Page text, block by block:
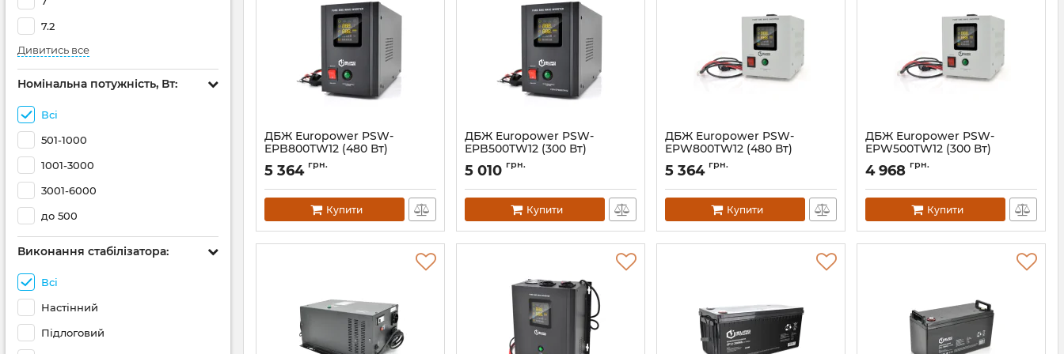
7.2
Дивитись все
Номінальна потужність, Вт:
Всі
501-1000
1001-3000
3001-6000
до 500
Виконання стабілізатора:
Всі
Настінний
Підлоговий
ДБЖ Europower PSW-
EPB800TW12 (480 Вт)
Артикул: 14821
5 364 грн.
Купити
ДБЖ Europower PSW-
EPB500TW12 (300 Вт)
Артикул: 14820
5 010 грн.
Купити
ДБЖ Europower PSW-
EPW800TW12 (480 Вт)
Артикул: 14819
5 364 грн.
Купити
ДБЖ Europower PSW-
EPW500TW12 (300 Вт)
Артикул: 14818
4 968 грн.
Купити